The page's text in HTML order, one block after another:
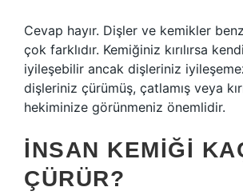
Cevap hayır. Dişler ve kemikler
çok farklıdır. Kemiğiniz kırılırsa
iyileşebilir ancak dişleriniz
dişleriniz çürümüş, çatlamış veya
hekiminize görünmeniz önemlidir.
İNSAN KEMIĞI
ÇÜRÜR?